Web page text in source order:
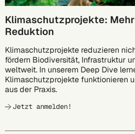
Klimaschutzprojekte: Mehr
Reduktion
Klimaschutzprojekte reduzieren
fördern Biodiversität, Infrastruktur
weltweit. In unserem Deep Dive
Klimaschutzprojekte funktionieren
aus der Praxis.
Jetzt anmelden!